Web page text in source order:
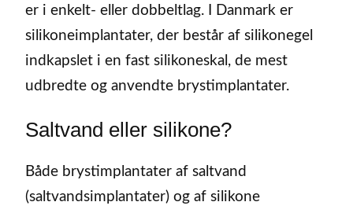
er i enkelt- eller dobbeltlag. I Danmark er
silikoneimplantater, der består af silikonegel
indkapslet i en fast silikoneskal, de mest
udbredte og anvendte brystimplantater.
Saltvand eller silikone?
Både brystimplantater af saltvand
(saltvandsimplantater) og af silikone